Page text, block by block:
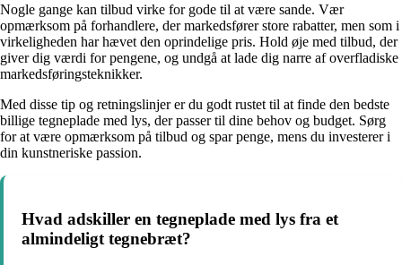
Nogle gange kan tilbud virke for gode til at være sande. Vær
opmærksom på forhandlere, der markedsfører store rabatter, men som i
virkeligheden har hævet den oprindelige pris. Hold øje med tilbud, der
giver dig værdi for pengene, og undgå at lade dig narre af overfladiske
markedsføringsteknikker.
Med disse tip og retningslinjer er du godt rustet til at finde den bedste
billige tegneplade med lys, der passer til dine behov og budget. Sørg
for at være opmærksom på tilbud og spar penge, mens du investerer i
din kunstneriske passion.
Hvad adskiller en tegneplade med lys fra et
almindeligt tegnebræt?